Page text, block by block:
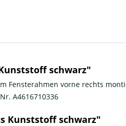
schwarz"
Fensterahmen vorne rechts
A4616710336
Kunststoff schwarz"